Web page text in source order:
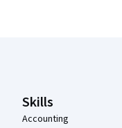
Skills
Accounting